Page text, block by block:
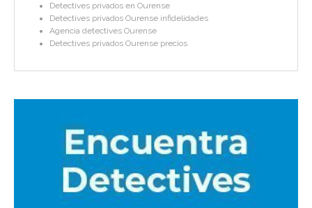
Detectives privados en Ourense
Detectives privados Ourense infidelidades
Agencia detectives Ourense
Detectives privados Ourense precios